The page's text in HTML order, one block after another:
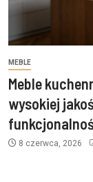
MEBLE
Meble
wysokiej
8 czerwca, 2026